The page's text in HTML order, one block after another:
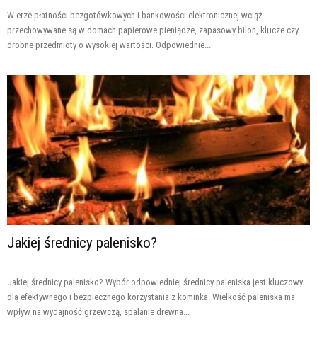
W erze płatności bezgotówkowych i bankowości elektronicznej wciąż
przechowywane są w domach papierowe pieniądze, zapasowy bilon, klucze czy
drobne przedmioty o wysokiej wartości. Odpowiednie...
Jakiej średnicy palenisko?
Jakiej średnicy palenisko? Wybór odpowiedniej średnicy paleniska jest kluczowy
dla efektywnego i bezpiecznego korzystania z kominka. Wielkość paleniska ma
wpływ na wydajność grzewczą, spalanie drewna...